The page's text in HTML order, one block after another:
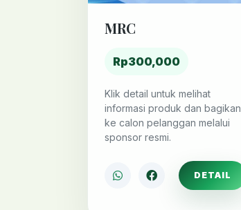
MRC
Rp300,000
Klik detail untuk melihat
informasi produk dan bagikan
ke calon pelanggan melalui
sponsor resmi.
DETAIL